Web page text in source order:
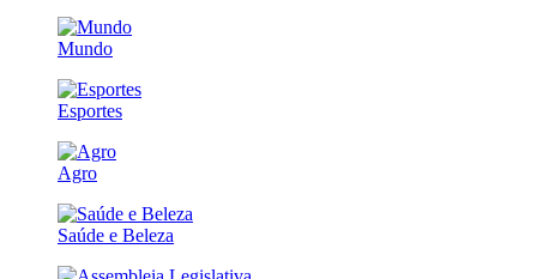
Mundo
Esportes
Agro
Saúde e Beleza